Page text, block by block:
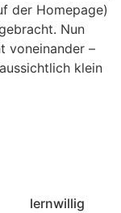
der Homepage)
Nun
voneinander –
klein
lernwillig